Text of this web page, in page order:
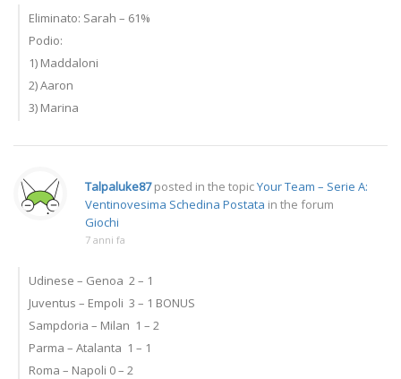
Eliminato: Sarah – 61%
Podio:
1) Maddaloni
2) Aaron
3) Marina
Talpaluke87posted in the topicYour Team – Serie A:
Ventinovesima Schedina Postata in the forum
Giochi
7 anni fa
Udinese – Genoa 2 – 1
Juventus – Empoli 3 – 1 BONUS
Sampdoria – Milan 1 – 2
Parma – Atalanta 1 – 1
Roma – Napoli 0 – 2